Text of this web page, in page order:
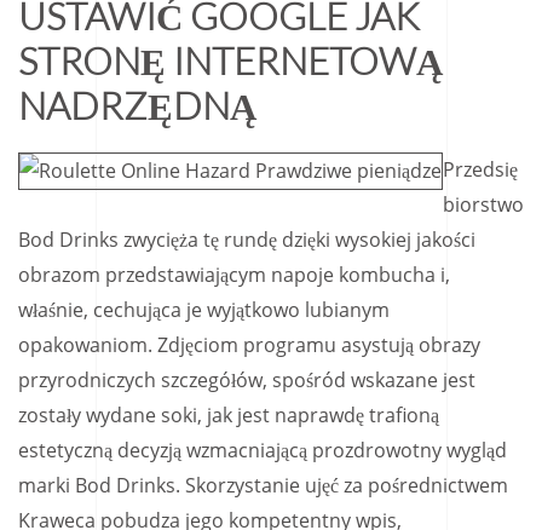
USTAWIĆ GOOGLE JAK
STRONĘ INTERNETOWĄ
NADRZĘDNĄ
Przedsię
biorstwo
Bod Drinks zwycięża tę rundę dzięki wysokiej jakości
obrazom przedstawiającym napoje kombucha i,
właśnie, cechująca je wyjątkowo lubianym
opakowaniom. Zdjęciom programu asystują obrazy
przyrodniczych szczegółów, spośród wskazane jest
zostały wydane soki, jak jest naprawdę trafioną
estetyczną decyzją wzmacniającą prozdrowotny wygląd
marki Bod Drinks. Skorzystanie ujęć za pośrednictwem
Kraweca pobudza jego kompetentny wpis,